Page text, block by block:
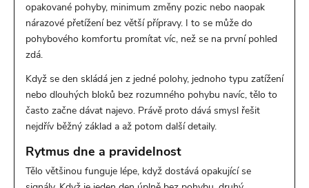
opakované pohyby, minimum změny pozic nebo naopak
nárazové přetížení bez větší přípravy. I to se může do
pohybového komfortu promítat víc, než se na první pohled
zdá.
Když se den skládá jen z jedné polohy, jednoho typu zatížení
nebo dlouhých bloků bez rozumného pohybu navíc, tělo to
často začne dávat najevo. Právě proto dává smysl řešit
nejdřív běžný základ a až potom další detaily.
Rytmus dne a pravidelnost
Tělo většinou funguje lépe, když dostává opakující se